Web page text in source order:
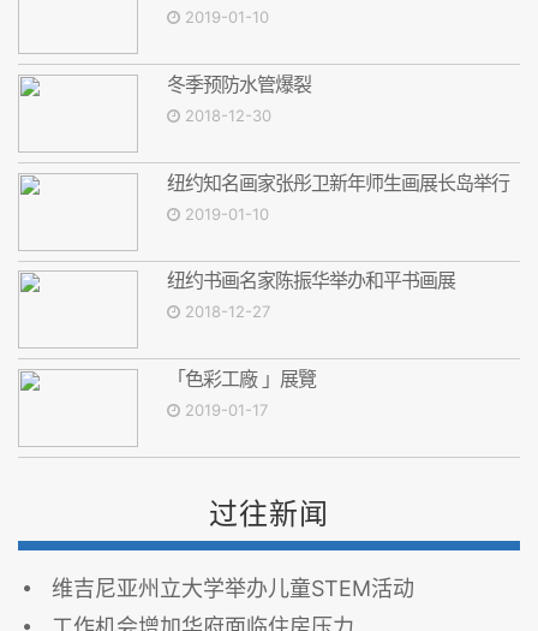
2019-01-10
冬季预防水管爆裂
2018-12-30
纽约知名画家张彤卫新年师生画展长岛举行
2019-01-10
纽约书画名家陈振华举办和平书画展
2018-12-27
「色彩工廠 」展覽
2019-01-17
过往新闻
维吉尼亚州立大学举办儿童STEM活动